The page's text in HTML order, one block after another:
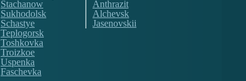
Stachanow
Sukhodolsk
Schastye
Teplogorsk
Toshkovka
Troizkoe
Uspenka
Faschevka
Anthrazit
Alchevsk
Jasenovskii